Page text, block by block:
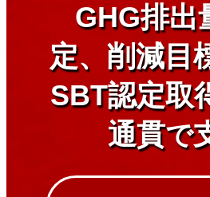
GHG排出
定、削減目
SBT認定取
通貫で